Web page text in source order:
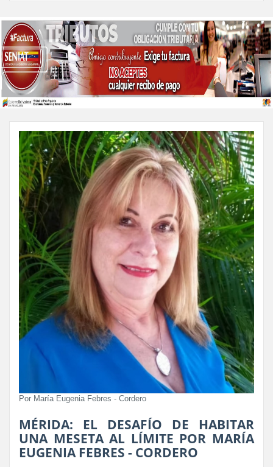
Por María Eugenia Febres - Cordero
MÉRIDA: EL DESAFÍO DE HABITAR
UNA MESETA AL LÍMITE POR MARÍA
EUGENIA FEBRES - CORDERO